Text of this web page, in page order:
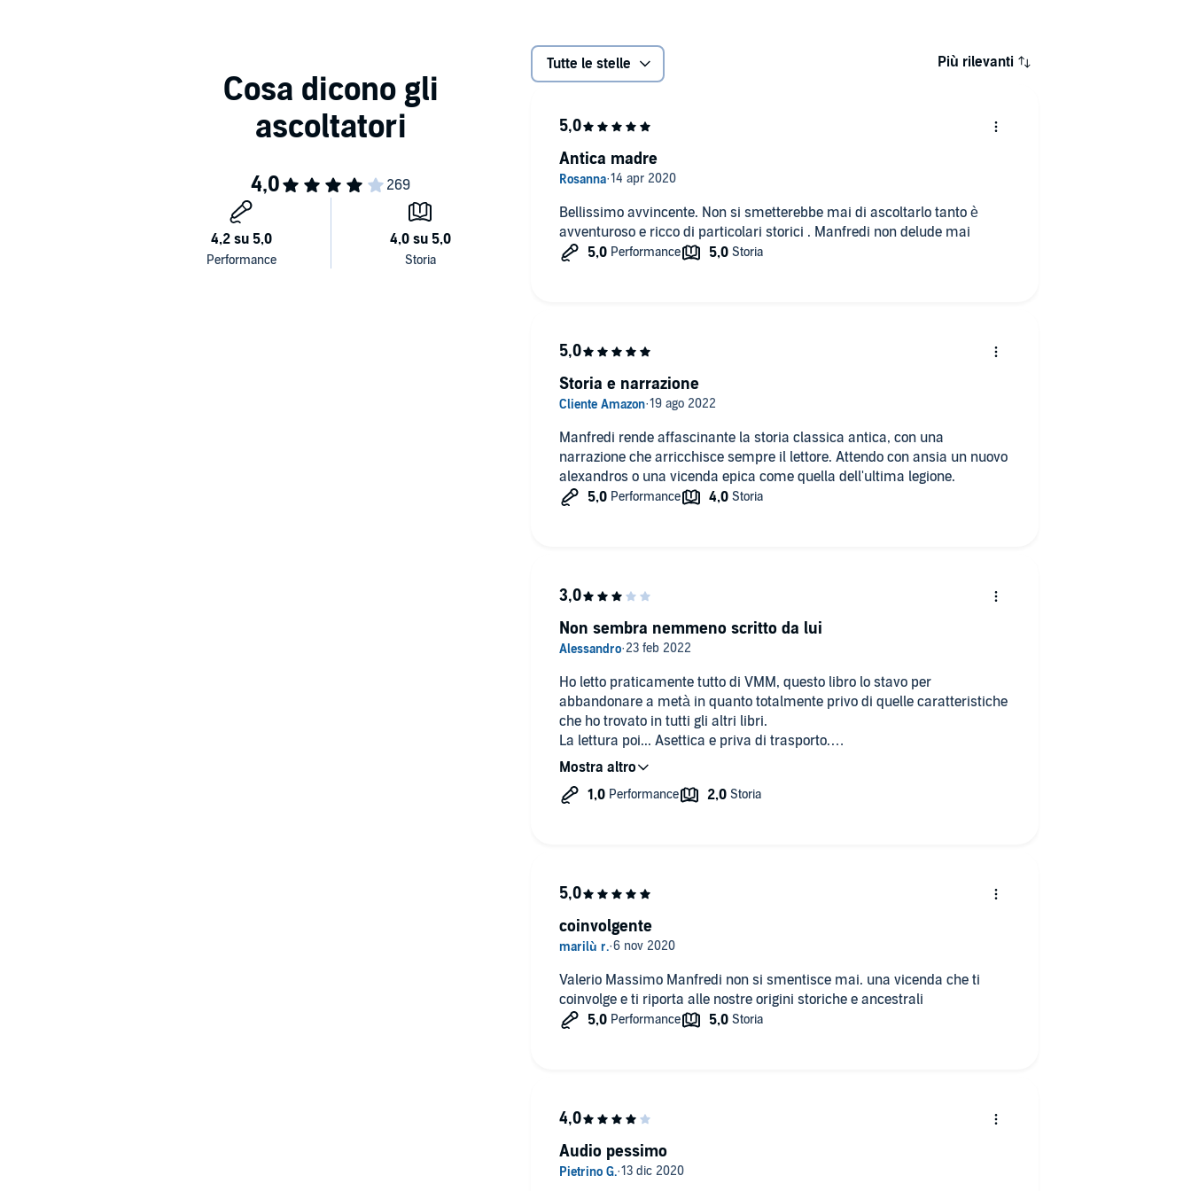
Tutte le stelle Più rilevanti
Bellissimo avvincente. Non si smetterebbe mai di ascoltarlo tanto è
avventuroso e ricco di particolari storici . Manfredi non delude mai
Antica madre
Manfredi rende affascinante la storia classica antica, con una
narrazione che arricchisce sempre il lettore. Attendo con ansia un nuovo
alexandros o una vicenda epica come quella dell'ultima legione.
Storia e narrazione
Ho letto praticamente tutto di VMM, questo libro lo stavo per
abbandonare a metà in quanto totalmente privo di quelle caratteristiche
che ho trovato in tutti gli altri libri.
La lettura poi... Asettica e priva di trasporto.
Delusione totale
Non sembra nemmeno scritto da lui
Valerio Massimo Manfredi non si smentisce mai. una vicenda che ti
coinvolge e ti riporta alle nostre origini storiche e ancestrali
coinvolgente
Audio pessimo